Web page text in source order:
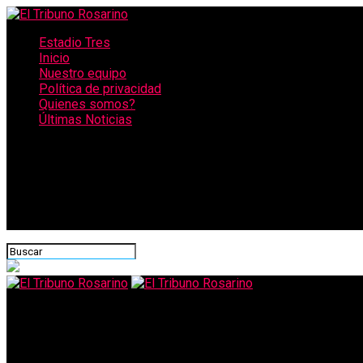
Estadio Tres
Inicio
Nuestro equipo
Política de privacidad
Quienes somos?
Últimas Noticias